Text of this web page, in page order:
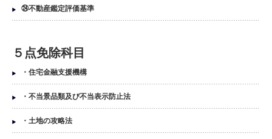
㉔不動産鑑定評価基準
５点免除科目
・住宅金融支援機構
・不当景品類及び不当表示防止法
・土地の攻略法